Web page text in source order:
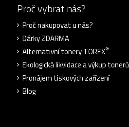
Proč vybrat nás?
Proč nakupovat u nás?
Dárky ZDARMA
Alternativní tonery TOREX®
Ekologická likvidace a výkup tonerů
Pronájem tiskových zařízení
Blog